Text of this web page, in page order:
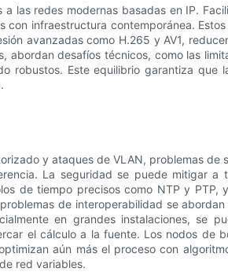
las redes modernas basadas en IP.
infraestructura contemporánea.
avanzadas como H.265 y AV1,
desafíos técnicos, como las
Este equilibrio garantiza que
y ataques de VLAN, problemas de
La seguridad se puede mitigar a
de tiempo precisos como NTP y PTP,
de interoperabilidad se
en grandes instalaciones, se
el cálculo a la fuente. Los nodos de
aún más el proceso con
red variables.